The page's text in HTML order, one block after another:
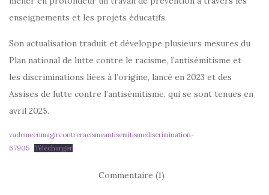
enseignements et les projets éducatifs.
Son actualisation traduit et développe plusieurs mesures du
Plan national de lutte contre le racisme, l’antisémitisme et
les discriminations liées à l’origine, lancé en 2023 et des
Assises de lutte contre l’antisémitisme, qui se sont tenues en
avril 2025.
vademecumagircontreracismeantisemitismediscrimination-
67905
Télécharger
Commentaire (1)